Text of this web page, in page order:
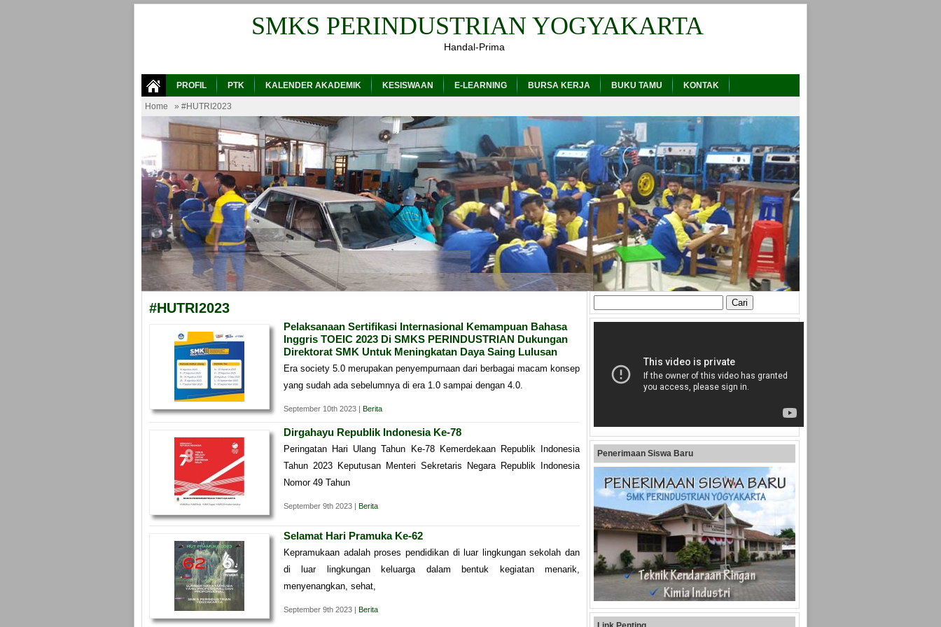
SMKS PERINDUSTRIAN YOGYAKARTA
Handal-Prima
PROFIL PTK KALENDER AKADEMIK KESISWAAN E-LEARNING BURSA KERJA BUKU TAMU KONTAK
Home » #HUTRI2023
#HUTRI2023
Pelaksanaan Sertifikasi Internasional Kemampuan Bahasa
Inggris TOEIC 2023 Di SMKS PERINDUSTRIAN Dukungan
Direktorat SMK Untuk Meningkatan Daya Saing Lulusan
Era society 5.0 merupakan penyempurnaan dari berbagai macam konsep
yang sudah ada sebelumnya di era 1.0 sampai dengan 4.0.
September 10th 2023 | Berita
Dirgahayu Republik Indonesia Ke-78
Peringatan Hari Ulang Tahun Ke-78 Kemerdekaan Republik Indonesia
Tahun 2023 Keputusan Menteri Sekretaris Negara Republik Indonesia
Nomor 49 Tahun
September 9th 2023 | Berita
Selamat Hari Pramuka Ke-62
Kepramukaan adalah proses pendidikan di luar lingkungan sekolah dan
di luar lingkungan keluarga dalam bentuk kegiatan menarik,
menyenangkan, sehat,
September 9th 2023 | Berita
untuk:
Penerimaan Siswa Baru